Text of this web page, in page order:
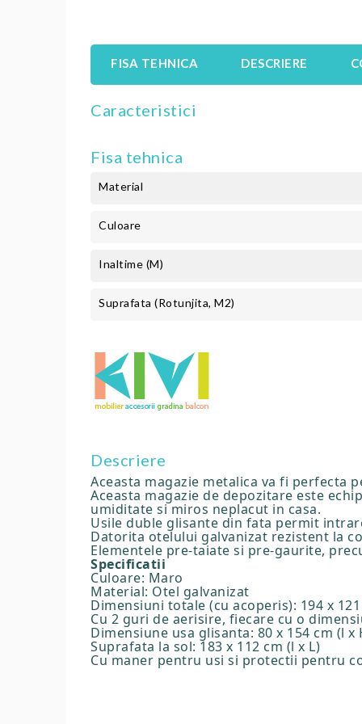
FISA TEHNICA DESCRIERE
Caracteristici
Fisa tehnica
Material
Culoare
Inaltime (m)
Suprafata (rotunjita, M2)
Descriere
Aceasta magazie metalica va fi perfecta
Aceasta magazie de depozitare este
umiditate si miros neplacut in casa.
Usile duble glisante din fata permit
Datorita otelului galvanizat rezistent la
Elementele pre-taiate si pre-gaurite,
Specificatii
Culoare: Maro
Material: Otel galvanizat
Dimensiuni totale (cu acoperis): 194 x 121
Cu 2 guri de aerisire, fiecare cu o
Dimensiune usa glisanta: 80 x 154 cm (l x
Suprafata la sol: 183 x 112 cm (l x L)
Cu maner pentru usi si protectii pentru